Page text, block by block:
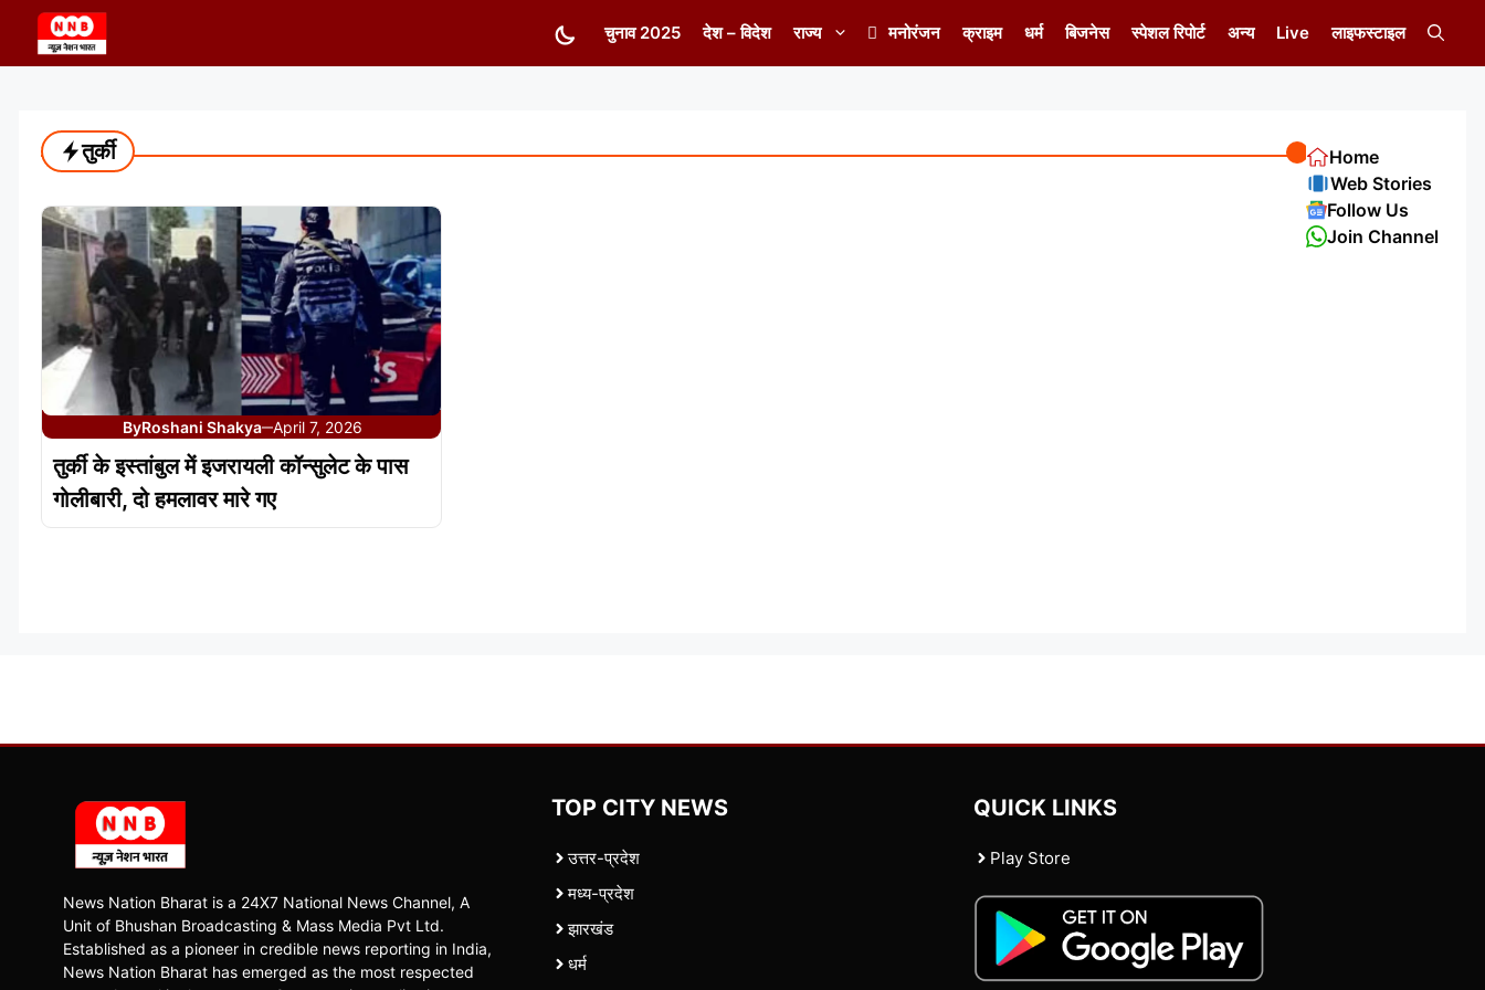
content
चुनाव 2025 देश – विदेश राज्य मनोरंजन क्राइम धर्म बिजनेस स्पेशल रिपोर्ट अन्य Live लाइफस्टाइल
तुर्की
ByRoshani Shakya—April 7, 2026
तुर्की के इस्तांबुल में इजरायली कॉन्सुलेट के पास
गोलीबारी, दो हमलावर मारे गए
Home
Web Stories
Follow Us
Join Channel
News Nation Bharat is a 24X7 National News Channel, A
Unit of Bhushan Broadcasting & Mass Media Pvt Ltd.
Established as a pioneer in credible news reporting in India,
News Nation Bharat has emerged as the most respected
TOP CITY NEWS
उत्तर-प्रदेश
मध्य-प्रदेश
झारखंड
धर्म
QUICK LINKS
Play Store